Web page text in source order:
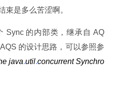
束是多么苦涩啊。
Sync 的内部类，继承自 AQ
的设计思路，可以参照参
java.util.concurrent Synchro